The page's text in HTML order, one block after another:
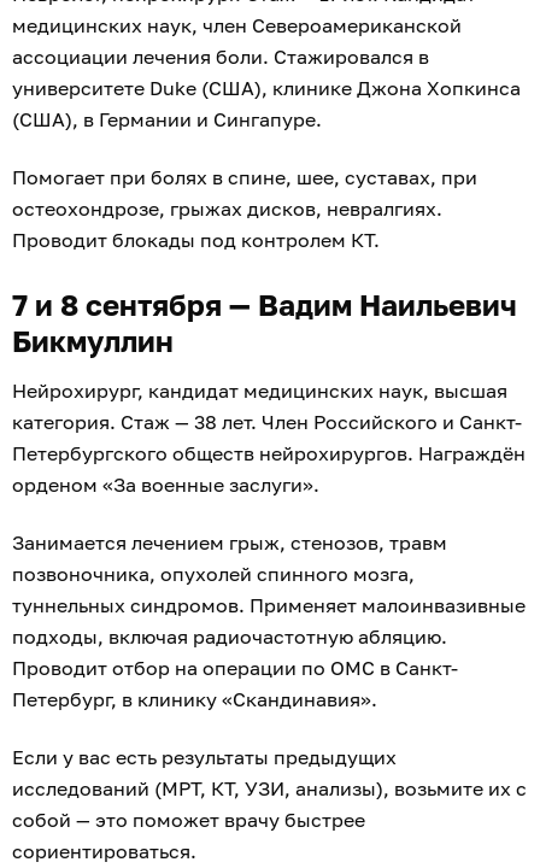
медицинских наук, член Североамериканской
ассоциации лечения боли. Стажировался в
университете Duke (США), клинике Джона Хопкинса
(США), в Германии и Сингапуре.
Помогает при болях в спине, шее, суставах, при
остеохондрозе, грыжах дисков, невралгиях.
Проводит блокады под контролем КТ.
7 и 8 сентября — Вадим Наильевич
Бикмуллин
Нейрохирург, кандидат медицинских наук, высшая
категория. Стаж — 38 лет. Член Российского и Санкт-
Петербургского обществ нейрохирургов. Награждён
орденом «За военные заслуги».
Занимается лечением грыж, стенозов, травм
позвоночника, опухолей спинного мозга,
туннельных синдромов. Применяет малоинвазивные
подходы, включая радиочастотную абляцию.
Проводит отбор на операции по ОМС в Санкт-
Петербург, в клинику «Скандинавия».
Если у вас есть результаты предыдущих
исследований (МРТ, КТ, УЗИ, анализы), возьмите их с
собой — это поможет врачу быстрее
сориентироваться.